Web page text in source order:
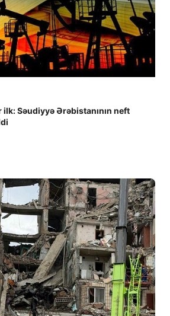
Səudiyyə Ərəbistanının neft